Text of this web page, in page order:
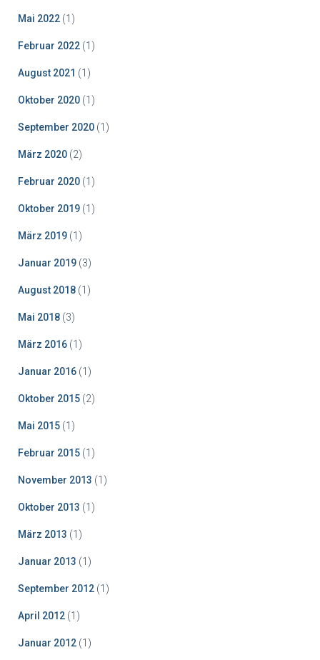
Mai 2022 (1)
Februar 2022 (1)
August 2021 (1)
Oktober 2020 (1)
September 2020 (1)
März 2020 (2)
Februar 2020 (1)
Oktober 2019 (1)
März 2019 (1)
Januar 2019 (3)
August 2018 (1)
Mai 2018 (3)
März 2016 (1)
Januar 2016 (1)
Oktober 2015 (2)
Mai 2015 (1)
Februar 2015 (1)
November 2013 (1)
Oktober 2013 (1)
März 2013 (1)
Januar 2013 (1)
September 2012 (1)
April 2012 (1)
Januar 2012 (1)